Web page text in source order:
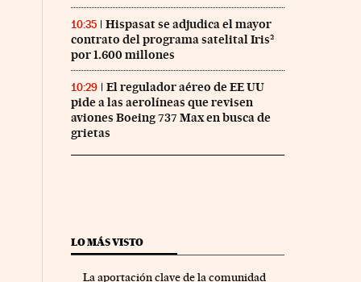
10:35
Hispasat se adjudica el mayor
contrato del programa satelital Iris²
por 1.600 millones
10:29
El regulador aéreo de EE UU
pide a las aerolíneas que revisen
aviones Boeing 737 Max en busca de
grietas
LO MÁS VISTO
La aportación clave de la comunidad